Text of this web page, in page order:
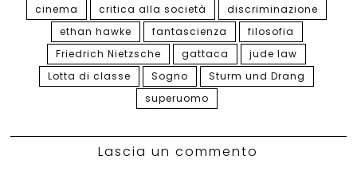
cinema critica alla società
discriminazione
ethan hawke
fantascienza
filosofia
Friedrich Nietzsche
gattaca
jude law
Lotta di classe
Sogno
Sturm und Drang
superuomo
Lascia un commento